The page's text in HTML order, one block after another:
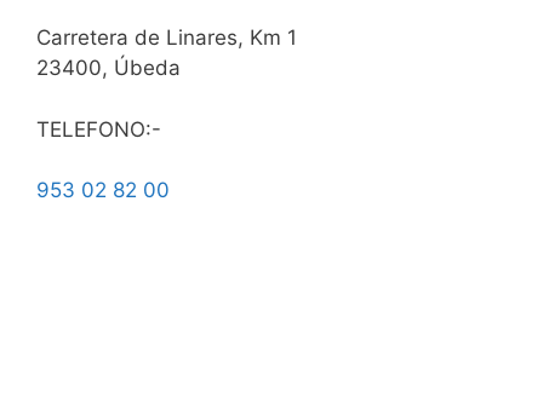
Carretera de Linares, Km 1
23400, Úbeda
TELEFONO:-
953 02 82 00